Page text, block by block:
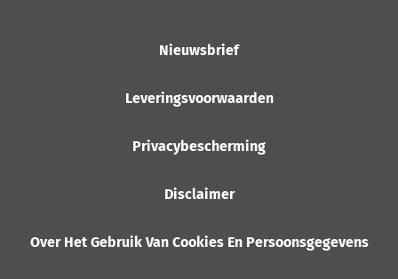
Nieuwsbrief
Leveringsvoorwaarden
Privacybescherming
Disclaimer
Over Het Gebruik Van Cookies En Persoonsgegevens